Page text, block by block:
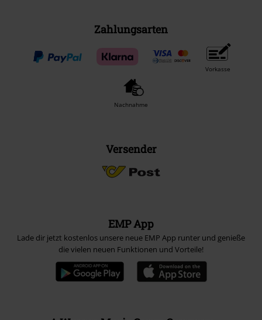
Zahlungsarten
Vorkasse
Nachnahme
Versender
EMP App
Lade dir jetzt kostenlos unsere neue EMP App runter und genieße
die vielen neuen Funktionen und Vorteile!